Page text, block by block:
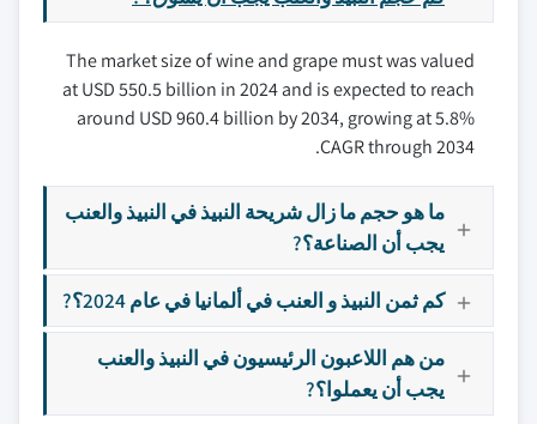
The market size of wine and grape must was valued
at USD 550.5 billion in 2024 and is expected to reach
around USD 960.4 billion by 2034, growing at 5.8%
CAGR through 2034.
ما هو حجم ما زال شريحة النبيذ في النبيذ والعنب
يجب أن الصناعة؟?
كم ثمن النبيذ و العنب في ألمانيا في عام 2024؟?
من هم اللاعبون الرئيسيون في النبيذ والعنب
يجب أن يعملوا؟?